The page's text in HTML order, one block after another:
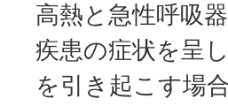
高熱と急性呼吸
疾患の症状を呈
を引き起こす場